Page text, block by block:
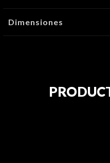
Dimensiones